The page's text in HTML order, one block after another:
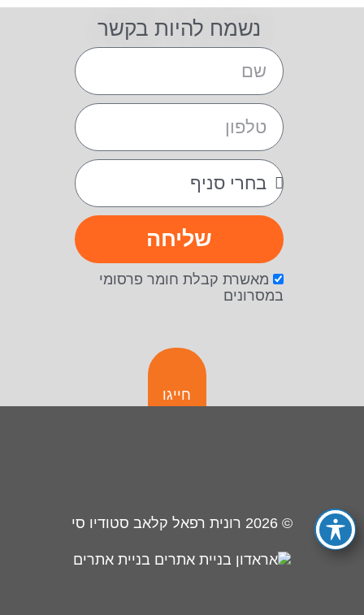
נשמח להיות בקשר
מאשרת קבלת חומר פרסומי
במסרונים
שליחה
חייגו
© 2026 רונית רפאל קלאב סטודיו סי
בניית אתרים